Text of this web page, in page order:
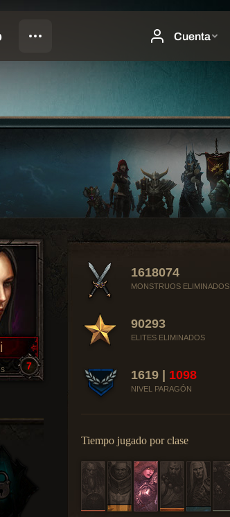
1618074
MONSTRUOS ELIMINADOS
90293
ELITES ELIMINADOS
1619 | 1098
NIVEL PARAGÓN
Tiempo jugado por clase
7